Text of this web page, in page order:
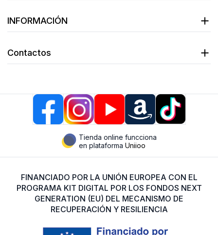
INFORMACIÓN
Contactos
Tienda online funcciona
en plataforma Uniioo
FINANCIADO POR LA UNIÓN EUROPEA CON EL
PROGRAMA KIT DIGITAL POR LOS FONDOS NEXT
GENERATION (EU) DEL MECANISMO DE
RECUPERACIÓN Y RESILIENCIA